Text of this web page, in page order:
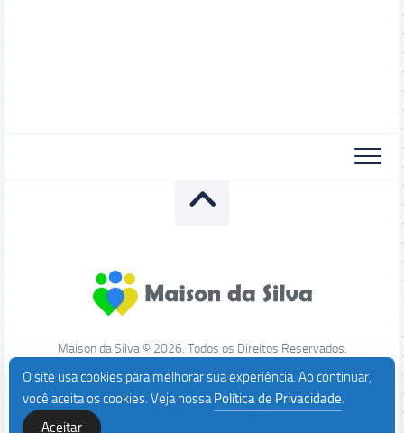
Maison da Silva © 2026. Todos os Direitos Reservados.
O site usa cookies para melhorar sua experiência. Ao continuar,
você aceita os cookies. Veja nossaPolítica de Privacidade.
Aceitar